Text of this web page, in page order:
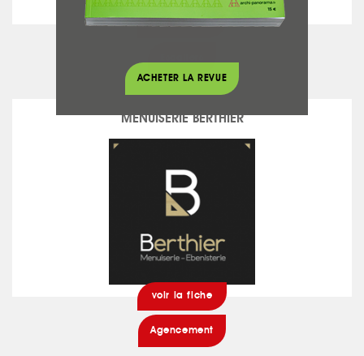
voir la fiche
MENUISERIE BERTHIER
voir la fiche
Agencement
ACHETER LA REVUE